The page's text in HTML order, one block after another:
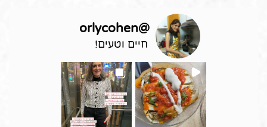
@
orlycohen
חיים וטעים!